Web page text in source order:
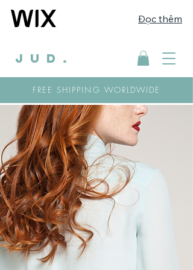
Đọc thêm